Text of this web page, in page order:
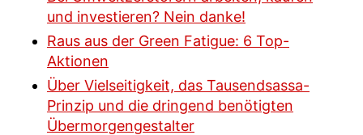
und investieren? Nein danke!
Raus aus der Green Fatigue: 6 Top-
Aktionen
Über Vielseitigkeit, das Tausendsassa-
Prinzip und die dringend benötigten
Übermorgengestalter